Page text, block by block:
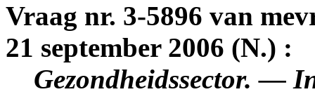
Vraag nr. 3-5896 van
21 september 2006 (N.) :
Gezondheidssector. —